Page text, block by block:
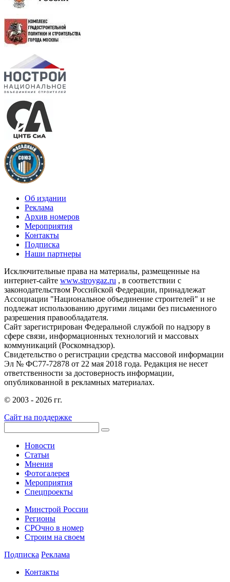
Об издании
Реклама
Архив номеров
Мероприятия
Контакты
Подписка
Наши партнеры
Исключительные права на материалы, размещенные на
интернет-сайте www.stroygaz.ru , в соответствии с
законодательством Российской Федерации, принадлежат
Ассоциации "Национальное объединение строителей" и не
подлежат использованию другими лицами без письменного
разрешения правообладателя.
Сайт зарегистрирован Федеральной службой по надзору в
сфере связи, информационных технологий и массовых
коммуникаций (Роскомнадзор).
Свидетельство о регистрации средства массовой информации
Эл № ФС77-72878 от 22 мая 2018 года. Редакция не несет
ответственности за достоверность информации,
опубликованной в рекламных материалах.
© 2003 - 2026 гг.
Сайт на поддержке
Новости
Статьи
Мнения
Фотогалерея
Мероприятия
Спецпроекты
Минстрой России
Регионы
СРОчно в номер
Строим на своем
Подписка Реклама
Контакты